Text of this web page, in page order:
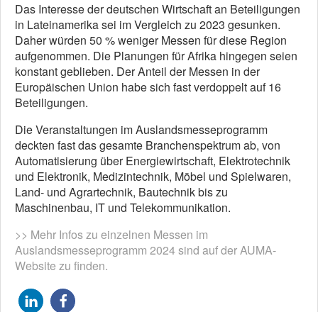
Das Interesse der deutschen Wirtschaft an Beteiligungen
in Lateinamerika sei im Vergleich zu 2023 gesunken.
Daher würden 50 % weniger Messen für diese Region
aufgenommen. Die Planungen für Afrika hingegen seien
konstant geblieben. Der Anteil der Messen in der
Europäischen Union habe sich fast verdoppelt auf 16
Beteiligungen.
Die Veranstaltungen im Auslandsmesseprogramm
deckten fast das gesamte Branchenspektrum ab, von
Automatisierung über Energiewirtschaft, Elektrotechnik
und Elektronik, Medizintechnik, Möbel und Spielwaren,
Land- und Agrartechnik, Bautechnik bis zu
Maschinenbau, IT und Telekommunikation.
>> Mehr Infos zu einzelnen Messen im
Auslandsmesseprogramm 2024 sind auf der AUMA-
Website zu finden.